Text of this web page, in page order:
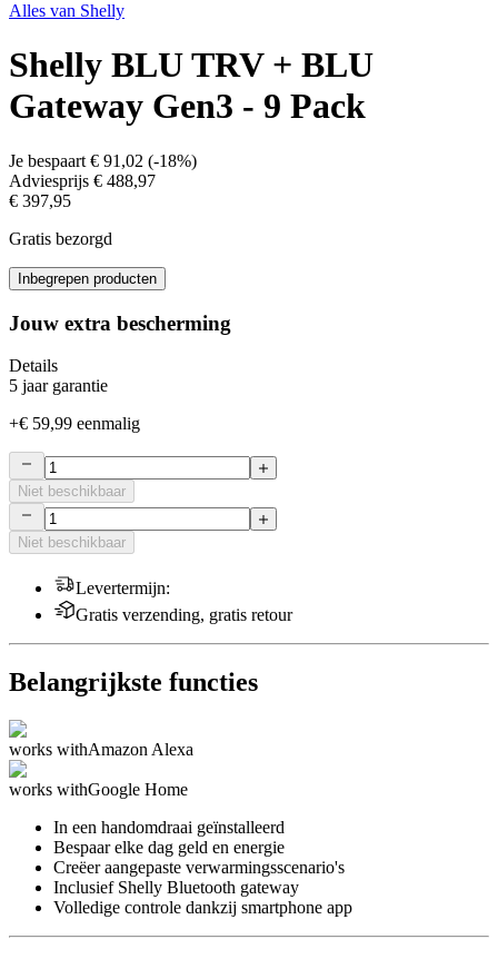
Alles van Shelly
Shelly BLU TRV + BLU
Gateway Gen3 - 9 Pack
Je bespaart € 91,02 (-18%)
Adviesprijs € 488,97
€ 397,95
Gratis bezorgd
Inbegrepen producten
Jouw extra bescherming
Details
5 jaar garantie
+€ 59,99 eenmalig
Niet beschikbaar
Niet beschikbaar
Levertermijn:
Gratis verzending, gratis retour
Belangrijkste functies
works withAmazon Alexa
works withGoogle Home
In een handomdraai geïnstalleerd
Bespaar elke dag geld en energie
Creëer aangepaste verwarmingsscenario's
Inclusief Shelly Bluetooth gateway
Volledige controle dankzij smartphone app